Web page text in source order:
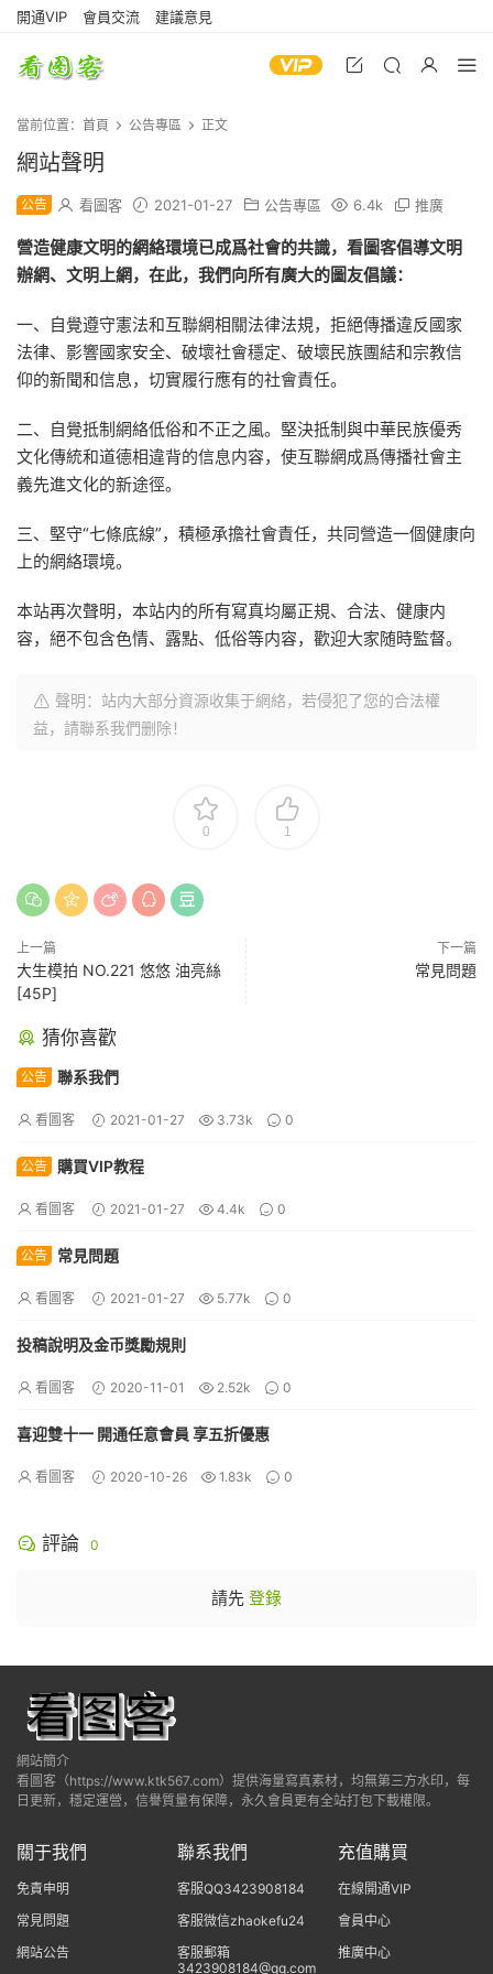
開通VIP 會員交流 建議意見
當前位置： 首頁 公告專區 正文
網站聲明
公告 看圖客 2021-01-27 公告專區 6.4k 推廣
營造健康文明的網絡環境已成爲社會的共識，看圖客倡導文明
辦網、文明上網，在此，我們向所有廣大的圖友倡議：
一、自覺遵守憲法和互聯網相關法律法規，拒絕傳播違反國家
法律、影響國家安全、破壞社會穩定、破壞民族團結和宗教信
仰的新聞和信息，切實履行應有的社會責任。
二、自覺抵制網絡低俗和不正之風。堅決抵制與中華民族優秀
文化傳統和道德相違背的信息内容，使互聯網成爲傳播社會主
義先進文化的新途徑。
三、堅守“七條底線”，積極承擔社會責任，共同營造一個健康向
上的網絡環境。
本站再次聲明，本站内的所有寫真均屬正規、合法、健康内
容，絕不包含色情、露點、低俗等内容，歡迎大家随時監督。
聲明：站内大部分資源收集于網絡，若侵犯了您的合法權
益，請聯系我們删除！
0 1
上一篇
大生模拍 NO.221 悠悠 油亮絲
[45P]
下一篇
常見問題
猜你喜歡
公告 聯系我們
看圖客 2021-01-27 3.73k 0
公告 購買VIP教程
看圖客 2021-01-27 4.4k 0
公告 常見問題
看圖客 2021-01-27 5.77k 0
投稿說明及金币獎勵規則
看圖客 2020-11-01 2.52k 0
喜迎雙十一 開通任意會員 享五折優惠
看圖客 2020-10-26 1.83k 0
評論 0
請先 登錄
網站簡介
看圖客（https://www.ktk567.com）提供海量寫真素材，均無第三方水印，每
日更新，穩定運營，信譽質量有保障，永久會員更有全站打包下載權限。
關于我們
免責申明
常見問題
網站公告
聯系我們
客服QQ3423908184
客服微信zhaokefu24
客服郵箱
3423908184@qq.com
充值購買
在線開通VIP
會員中心
推廣中心